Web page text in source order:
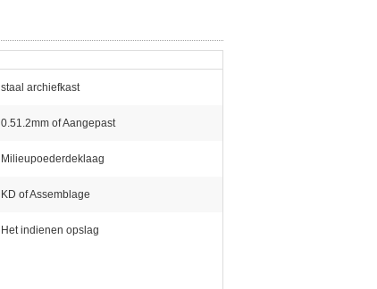
staal archiefkast
0.51.2mm of Aangepast
Milieupoederdeklaag
KD of Assemblage
Het indienen opslag